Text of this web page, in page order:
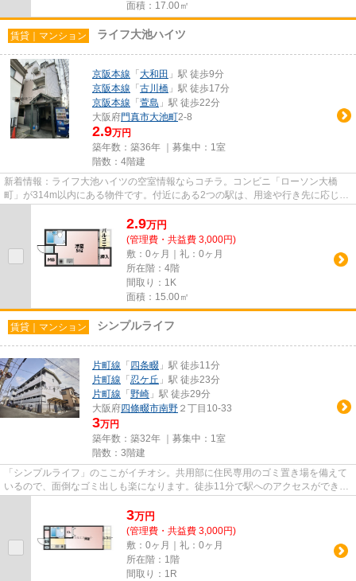
面積：17.00㎡
賃貸｜マンション ライフ大池ハイツ
京阪本線 「 大和田 」駅 徒歩9分
京阪本線 「 古川橋 」駅 徒歩17分
京阪本線 「 萱島 」駅 徒歩22分
大阪府門真市大池町2-8
2.9万円
築年数：築36年 ｜募集中： 1室
階数：4階建
新着情報：ライフ大池ハイツの空室情報ならコチラ。コンビニ「ローソン大橋
町」が314m以内にある物件です。付近にある2つの駅は、用途や行き先に応じて
2.9万円
(管理費・共益費 3,000円)
敷：0ヶ月｜礼：0ヶ月
所在階：4階
間取り：1K
面積：15.00㎡
賃貸｜マンション シンプルライフ
片町線 「 四条畷 」駅 徒歩11分
片町線 「 忍ケ丘 」駅 徒歩23分
片町線 「 野崎 」駅 徒歩29分
大阪府四條畷市南野 ２丁目10-33
3万円
築年数：築32年 ｜募集中： 1室
階数：3階建
「シンプルライフ」のここがイチオシ。共用部に住民専用のゴミ置き場を備えて
いるので、面倒なゴミ出しも楽になります。徒歩11分で駅へのアクセスができる
3万円
(管理費・共益費 3,000円)
敷：0ヶ月｜礼：0ヶ月
所在階：1階
間取り：1R